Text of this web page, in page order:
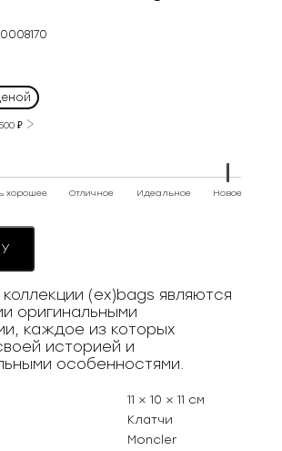
₽
хорошее Отличное Идеальное Новое
(ex)bags являются
оригинальными
каждое из которых
историей и
особенностями.
11 × 10 × 11 см
Клатчи
Moncler